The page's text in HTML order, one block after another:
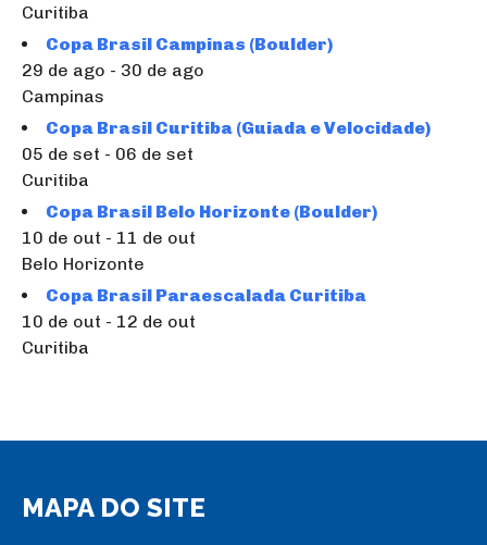
Curitiba
Copa Brasil Campinas (Boulder)
29 de ago - 30 de ago
Campinas
Copa Brasil Curitiba (Guiada e Velocidade)
05 de set - 06 de set
Curitiba
Copa Brasil Belo Horizonte (Boulder)
10 de out - 11 de out
Belo Horizonte
Copa Brasil Paraescalada Curitiba
10 de out - 12 de out
Curitiba
MAPA DO SITE